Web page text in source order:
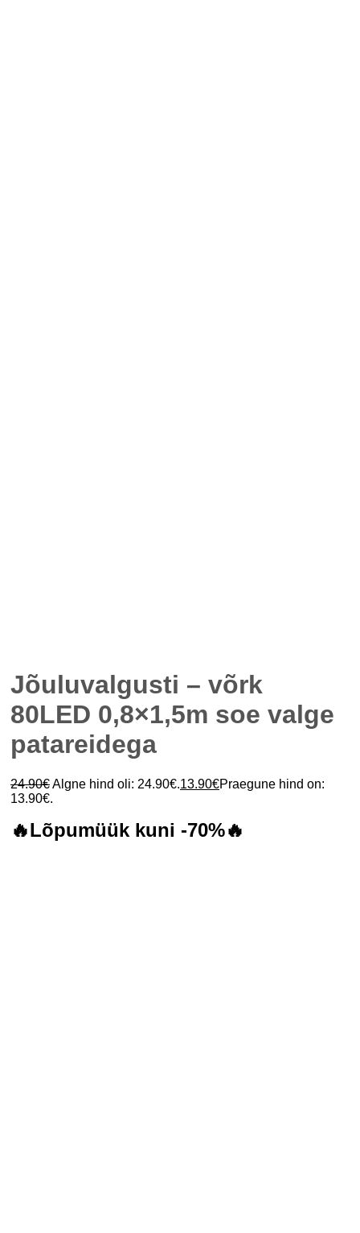
Jõuluvalgusti – võrk
80LED 0,8×1,5m soe valge
patareidega
24.90€Algne hind oli: 24.90€.13.90€Praegune hind on:
13.90€.
🔥Lõpumüük kuni -70%🔥